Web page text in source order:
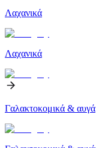
Λαχανικά
Λαχανικά
Γαλακτοκομικά & αυγά